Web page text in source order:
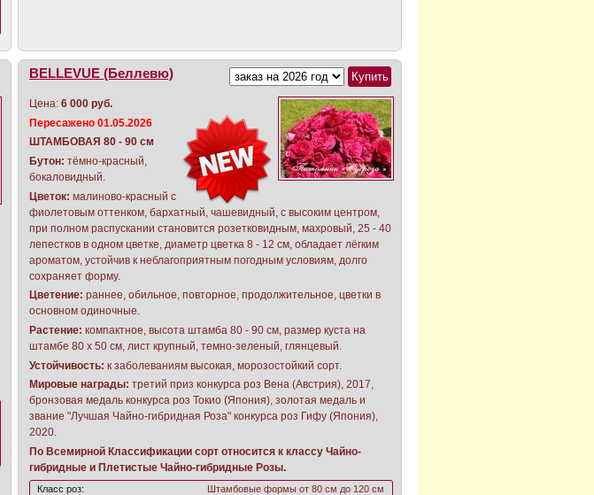
BELLEVUE (Беллевю)
Цена:6 000 руб.
Пересажено 01.05.2026
ШТАМБОВАЯ 80 - 90 см
Бутон: тёмно-красный,
бокаловидный.
Цветок: малиново-красный с
фиолетовым оттенком, бархатный, чашевидный, с высоким центром,
при полном распускании становится розетковидным, махровый, 25 - 40
лепестков в одном цветке, диаметр цветка 8 - 12 см, обладает лёгким
ароматом, устойчив к неблагоприятным погодным условиям, долго
сохраняет форму.
Цветение: раннее, обильное, повторное, продолжительное, цветки в
основном одиночные.
Растение: компактное, высота штамба 80 - 90 см, размер куста на
штамбе 80 х 50 см, лист крупный, темно-зеленый, глянцевый.
Устойчивость: к заболеваниям высокая, морозостойкий сорт.
Мировые награды: третий приз конкурса роз Вена (Австрия), 2017,
бронзовая медаль конкурса роз Токио (Япония), золотая медаль и
звание "Лучшая Чайно-гибридная Роза" конкурса роз Гифу (Япония),
2020.
По Всемирной Классификации сорт относится к классу Чайно-
гибридные и Плетистые Чайно-гибридные Розы.
Класс роз:
Штамбовые формы от 80 см до 120 см